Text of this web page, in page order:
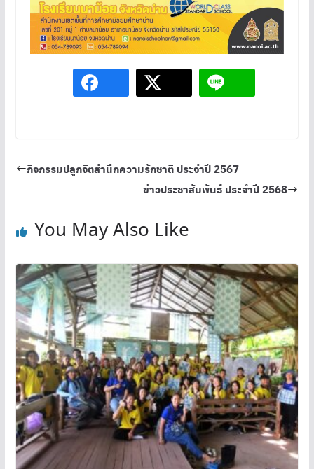
กิจกรรมปลูกจิตสำนึกความรักชาติ ประจำปี 2567
ข่าวประชาสัมพันธ์ ประจำปี 2568
You May Also Like